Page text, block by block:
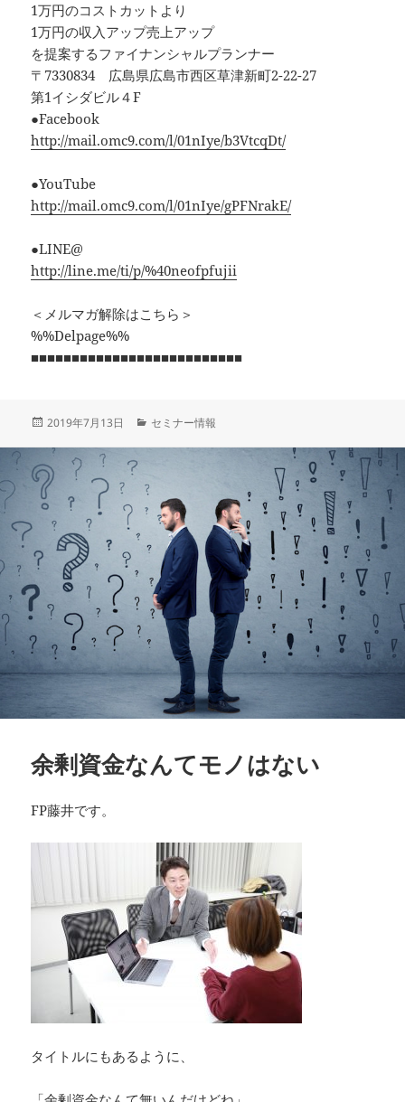
1万円のコストカットより
1万円の収入アップ売上アップ
を提案するファイナンシャルプランナー
〒7330834 広島県広島市西区草津新町2-22-27
第1イシダビル４F
●Facebook
http://mail.omc9.com/l/01nIye/b3VtcqDt/
●YouTube
http://mail.omc9.com/l/01nIye/gPFNrakE/
●LINE@
http://line.me/ti/p/%40neofpfujii
＜メルマガ解除はこちら＞
%%Delpage%%
■■■■■■■■■■■■■■■■■■■■■■■■■■
投
日:
2019年7月13日
カ
セミナー情報
余剰資金なんてモノはない
FP藤井です。
タイトルにもあるように、